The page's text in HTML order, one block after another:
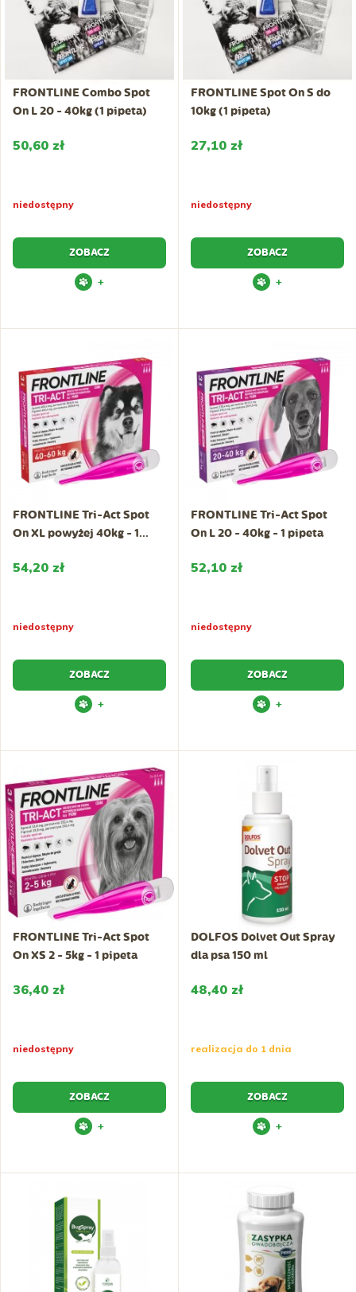
FRONTLINE Combo Spot
On L 20 - 40kg (1 pipeta)
50,60 zł
niedostępny
ZOBACZ
+
FRONTLINE Spot On S do
10kg (1 pipeta)
27,10 zł
niedostępny
ZOBACZ
+
FRONTLINE Tri-Act Spot
On XL powyżej 40kg - 1...
54,20 zł
niedostępny
ZOBACZ
+
FRONTLINE Tri-Act Spot
On L 20 - 40kg - 1 pipeta
52,10 zł
niedostępny
ZOBACZ
+
FRONTLINE Tri-Act Spot
On XS 2 - 5kg - 1 pipeta
36,40 zł
niedostępny
ZOBACZ
+
DOLFOS Dolvet Out Spray
dla psa 150 ml
48,40 zł
realizacja do 1 dnia
ZOBACZ
+